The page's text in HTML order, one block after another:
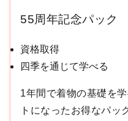
55周年記念パック
資格取得
四季を通じて学べる
1年間で着物の基礎を
トになったお得なパッ